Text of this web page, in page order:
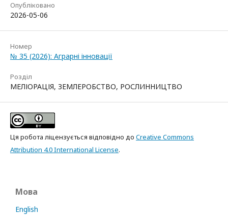
Опубліковано
2026-05-06
Номер
№ 35 (2026): Аграрні інновації
Розділ
МЕЛІОРАЦІЯ, ЗЕМЛЕРОБСТВО, РОСЛИННИЦТВО
Ця робота ліцензується відповідно до Creative Commons
Attribution 4.0 International License.
Мова
English